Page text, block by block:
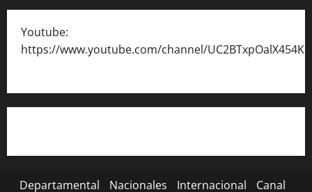
Youtube:
https://www.youtube.com/channel/
Departamental Nacionales Internacional Canal